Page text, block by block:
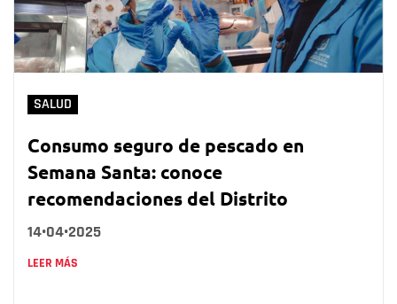
SALUD
Consumo seguro de pescado en
Semana Santa: conoce
recomendaciones del Distrito
14•04•2025
LEER MÁS